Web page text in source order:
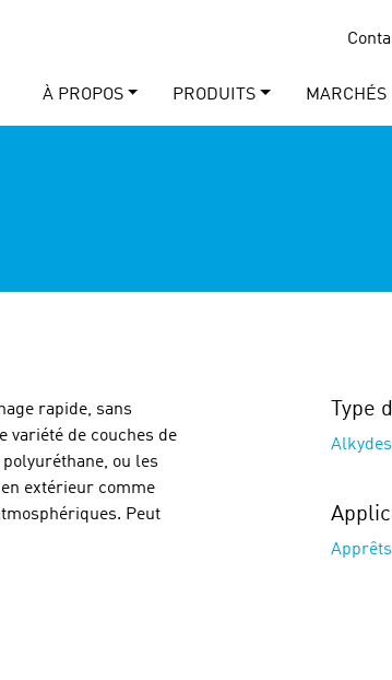
À PROPOS PRODUITS MARCHÉS
rapide, sans
variété de couches de
ou les
extérieur comme
Peut
Type
Alkydes